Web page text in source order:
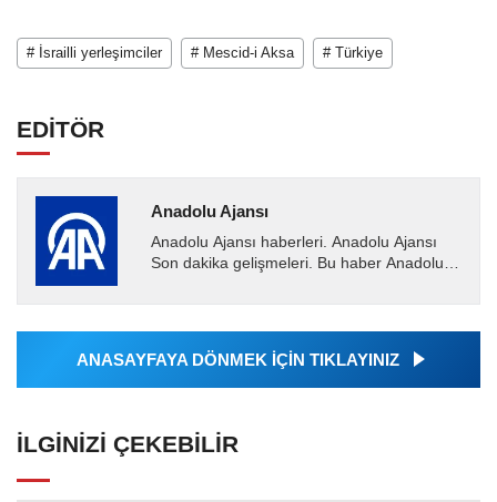
# İsrailli yerleşimciler # Mescid-i Aksa # Türkiye
EDİTÖR
Anadolu Ajansı
Anadolu Ajansı haberleri. Anadolu Ajansı
Son dakika gelişmeleri. Bu haber Anadolu
Ajansı tarafından...
ANASAYFAYA DÖNMEK İÇİN TIKLAYINIZ
İLGINIZI ÇEKEBILIR